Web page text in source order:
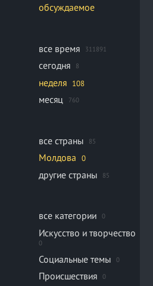
обсуждаемое
все время 311891
сегодня 8
неделя 108
месяц 760
все страны 85
Молдова 0
другие страны 85
все категории 0
Искусство и творчество
0
Социальные темы 0
Происшествия 0